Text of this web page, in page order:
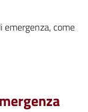
come